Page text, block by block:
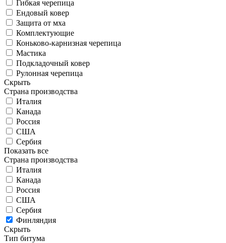
Гибкая черепица
Ендовый ковер
Защита от мха
Комплектующие
Коньково-карнизная черепица
Мастика
Подкладочный ковер
Рулонная черепица
Скрыть
Страна производства
Италия
Канада
Россия
США
Сербия
Показать все
Страна производства
Италия
Канада
Россия
США
Сербия
Финляндия
Скрыть
Тип битума